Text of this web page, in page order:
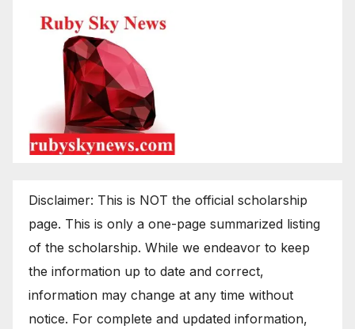
Disclaimer: This is NOT the official scholarship
page. This is only a one-page summarized listing
of the scholarship. While we endeavor to keep
the information up to date and correct,
information may change at any time without
notice. For complete and updated information,